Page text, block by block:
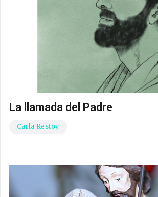
La llamada del Padre
Carla Restoy